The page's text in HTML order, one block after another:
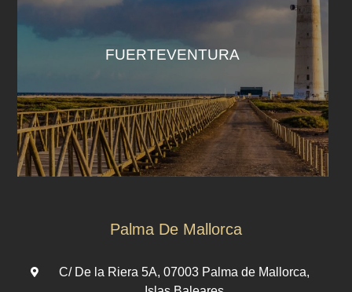
FUERTEVENTURA
Palma De Mallorca
C/ De la Riera 5A, 07003 Palma de Mallorca,